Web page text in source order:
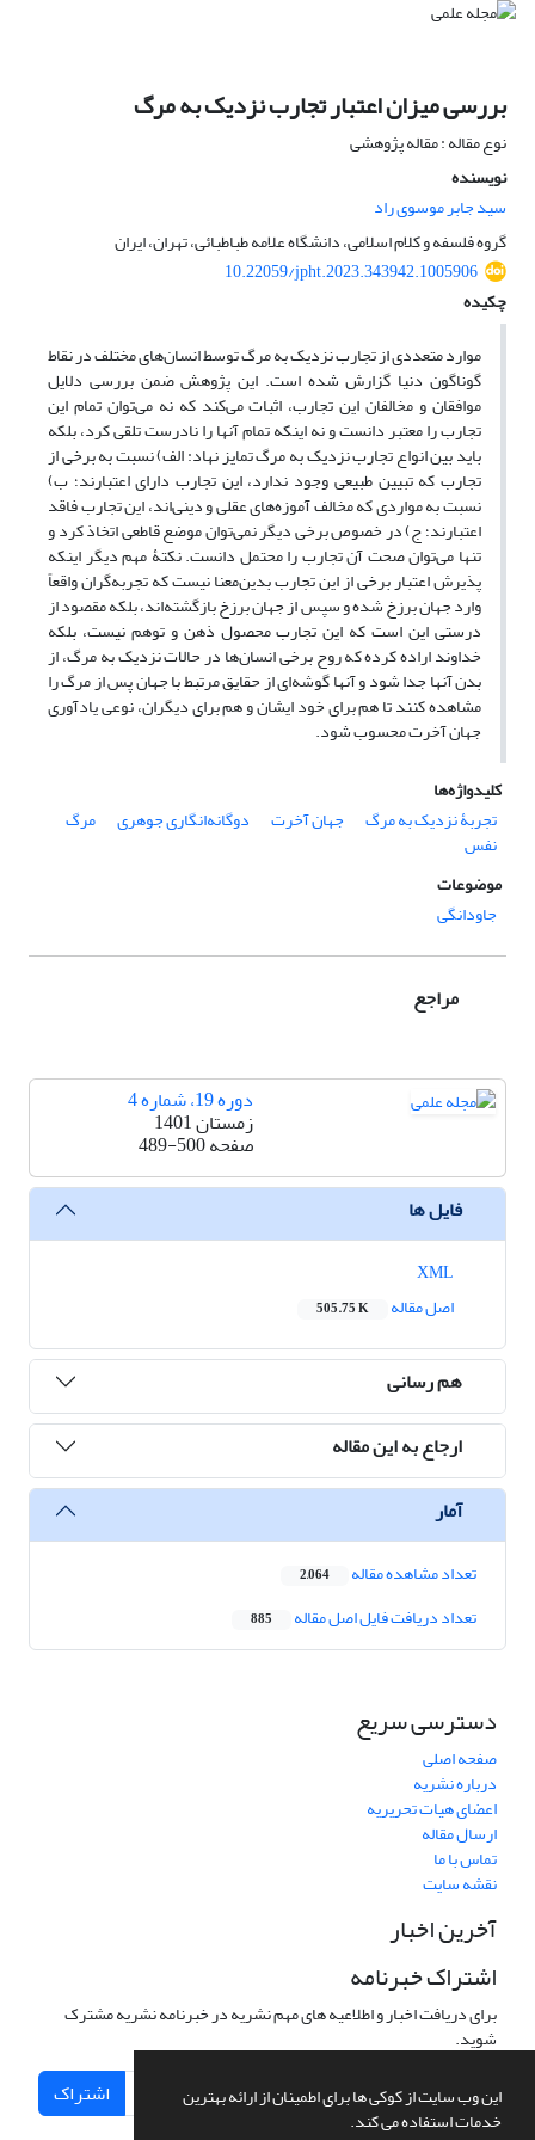
این وب سایت از کوکی ها برای اطمینان از ارائه بهترین
خدمات استفاده می کند.
بررسی میزان اعتبار تجارب نزدیک به مرگ
نوع مقاله : مقاله پژوهشی
نویسنده
سید جابر موسوی راد
گروه فلسفه و کلام اسلامی، دانشگاه علامه طباطبائی، تهران، ایران
10.22059/jpht.2023.343942.1005906
چکیده
موارد متعددی از تجارب نزدیک به مرگ توسط انسان‌های مختلف در نقاط
گوناگون دنیا گزارش شده است. این پژوهش ضمن بررسی دلایل
موافقان و مخالفان این تجارب، اثبات می‌کند که نه می‌توان تمام این
تجارب را معتبر دانست و نه اینکه تمام آنها را نادرست تلقی کرد، بلکه
باید بین انواع تجارب نزدیک به مرگ تمایز نهاد: الف) نسبت به برخی از
تجارب که تبیین طبیعی وجود ندارد، این تجارب دارای اعتبارند؛ ب)
نسبت به مواردی که مخالف آموزه‌های عقلی و دینی‌اند، این تجارب فاقد
اعتبارند؛ ج) در خصوص برخی دیگر نمی‌توان موضع قاطعی اتخاذ کرد و
تنها می‌توان صحت آن تجارب را محتمل دانست. نکتۀ مهم دیگر اینکه
پذیرش اعتبار برخی از این تجارب بدین‌معنا نیست که تجربه‌گران واقعاً
وارد جهان برزخ شده و سپس از جهان برزخ بازگشته‌اند، بلکه مقصود از
درستی این است که این تجارب محصول ذهن و توهم نیست، بلکه
خداوند اراده کرده که روح برخی انسان‌ها در حالات نزدیک به مرگ، از
بدن آنها جدا شود و آنها گوشه‌ای از حقایق مرتبط با جهان پس از مرگ را
مشاهده کنند تا هم برای خود ایشان و هم برای دیگران، نوعی یادآوری
جهان آخرت محسوب شود.
کلیدواژه‌ها
تجربۀ نزدیک به مرگ
جهان آخرت دوگانه‌انگاری جوهری مرگ
نفس
موضوعات
جاودانگی
مراجع
دوره 19، شماره 4
زمستان 1401
صفحه489-500
فایل ها
اصل مقاله
505.75 K
هم رسانی
ارجاع به این مقاله
آمار
تعداد مشاهده مقاله 2,064
تعداد دریافت فایل اصل مقاله 885
دسترسی سریع
صفحه اصلی
درباره نشریه
اعضای هیات تحریریه
ارسال مقاله
تماس با ما
نقشه سایت
آخرین اخبار
اشتراک خبرنامه
برای دریافت اخبار و اطلاعیه های مهم نشریه در خبرنامه نشریه مشترک
شوید.
اشتراک